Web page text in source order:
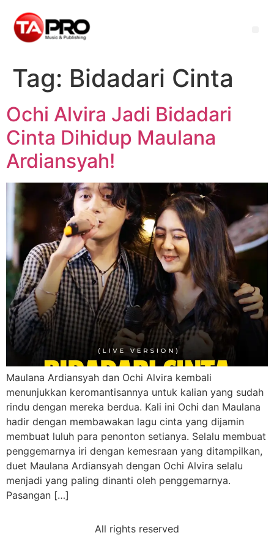
Tag: Bidadari Cinta
Ochi Alvira Jadi Bidadari
Cinta Dihidup Maulana
Ardiansyah!
Maulana Ardiansyah dan Ochi Alvira kembali
menunjukkan keromantisannya untuk kalian yang sudah
rindu dengan mereka berdua. Kali ini Ochi dan Maulana
hadir dengan membawakan lagu cinta yang dijamin
membuat luluh para penonton setianya. Selalu membuat
penggemarnya iri dengan kemesraan yang ditampilkan,
duet Maulana Ardiansyah dengan Ochi Alvira selalu
menjadi yang paling dinanti oleh penggemarnya.
Pasangan […]
All rights reserved